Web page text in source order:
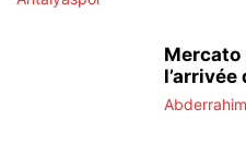
l’arrivée